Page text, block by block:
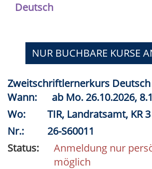
Deutsch
NUR BUCHBARE KURSE
Zweitschriftlernerkurs Deutsch
Wann:
ab Mo. 26.10.2026,
Wo:
TIR, Landratsamt, KR 3
Nr.:
26-S60011
Status:
Anmeldung nur
möglich